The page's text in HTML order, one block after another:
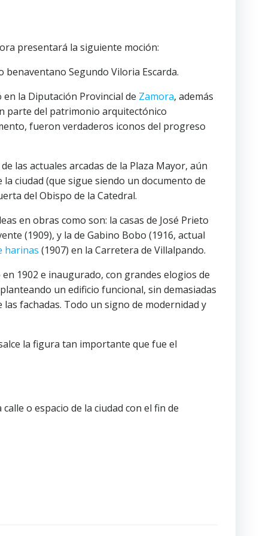
presentará la siguiente moción:
Segundo Viloria Escarda.
la Diputación Provincial de Zamora, además
parte del patrimonio arquitectónico
fueron verdaderos iconos del progreso
las actuales arcadas de la Plaza Mayor, aún
ciudad (que sigue siendo un documento de
del Obispo de la Catedral.
en obras como son: la casas de José Prieto
(1909), y la de Gabino Bobo (1916, actual
harinas (1907) en la Carretera de Villalpando.
1902 e inaugurado, con grandes elogios de
un edificio funcional, sin demasiadas
fachadas. Todo un signo de modernidad y
la figura tan importante que fue el
o espacio de la ciudad con el fin de